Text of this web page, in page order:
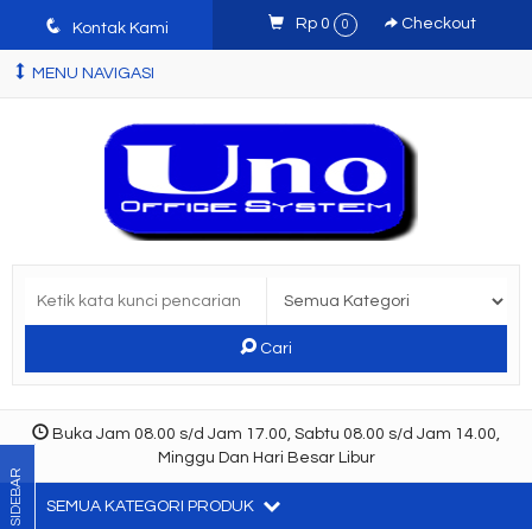
q Kontak Kami Rp 0 0 Checkout
MENU NAVIGASI
Cari
Buka Jam 08.00 s/d Jam 17.00, Sabtu 08.00 s/d Jam 14.00,
Minggu Dan Hari Besar Libur
SEMUA KATEGORI PRODUK
SIDEBAR